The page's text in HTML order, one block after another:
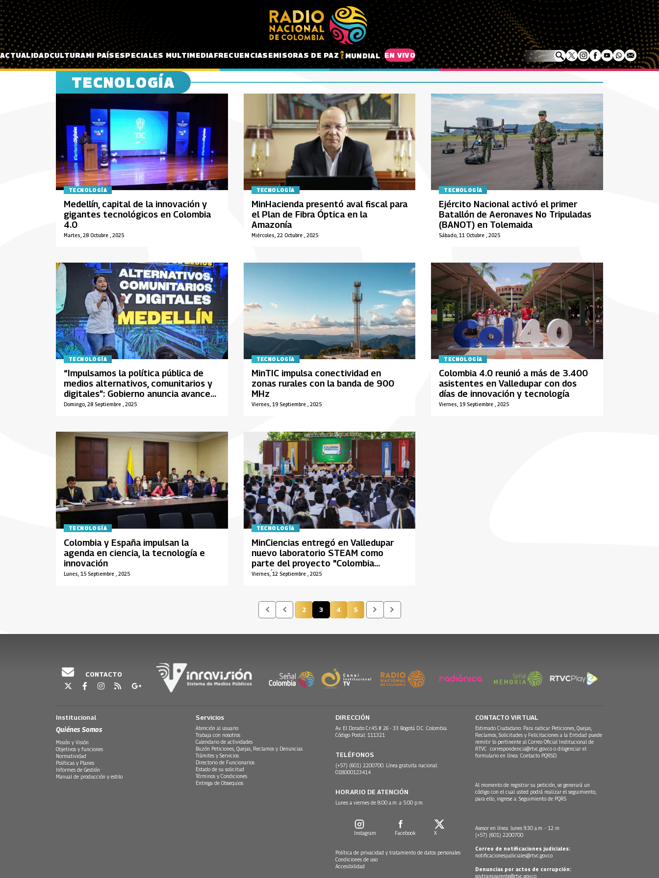
Pasar al contenido principal
ACTUALIDADCULTURAMI PAÍSESPECIALES MULTIMEDIAFRECUENCIASEMISORAS DE PAZ MUNDIAL EN VIVO
TECNOLOGÍA
TECNOLOGÍA
Martes, 28 Octubre , 2025
Medellín, capital de la innovación y
gigantes tecnológicos en Colombia
4.0
TECNOLOGÍA
Miércoles, 22 Octubre , 2025
MinHacienda presentó aval fiscal para
el Plan de Fibra Óptica en la
Amazonía
TECNOLOGÍA
Sábado, 11 Octubre , 2025
Ejército Nacional activó el primer
Batallón de Aeronaves No Tripuladas
(BANOT) en Tolemaida
TECNOLOGÍA
Domingo, 28 Septiembre , 2025
“Impulsamos la política pública de
medios alternativos, comunitarios y
digitales”: Gobierno anuncia avances
para garantizar acceso justo a la
TECNOLOGÍA
Viernes, 19 Septiembre , 2025
MinTIC impulsa conectividad en
zonas rurales con la banda de 900
MHz
TECNOLOGÍA
Viernes, 19 Septiembre , 2025
Colombia 4.0 reunió a más de 3.400
asistentes en Valledupar con dos
días de innovación y tecnología
TECNOLOGÍA
Lunes, 15 Septiembre , 2025
Colombia y España impulsan la
agenda en ciencia, la tecnología e
innovación
TECNOLOGÍA
Viernes, 12 Septiembre , 2025
MinCiencias entregó en Valledupar
nuevo laboratorio STEAM como
parte del proyecto "Colombia
Robótica"
Página
2 Página actual
3 Página
4 Página
5
CONTACTO
Institucional
Quiénes Somos
Misión y Visión
Objetivos y funciones
Normatividad
Políticas y Planes
Informes de Gestión
Manual de producción y estilo
Servicios
Atención al usuario
Trabaja con nosotros
Calendario de actividades
Buzón Peticiones, Quejas, Reclamos y Denuncias
Trámites y Servicios
Directorio de Funcionarios
Estado de su solicitud
Términos y Condiciones
Entrega de Obsequios
DIRECCIÓN
Av. El Dorado Cr.45 # 26 - 33 Bogotá D.C. Colombia.
Código Postal: 111321
TELÉFONOS
(+57) (601) 2200700. Línea gratuita nacional:
018000123414
HORARIO DE ATENCIÓN
Lunes a viernes de 8:00 a.m. a 5:00 p.m.
Instagram Facebook X
Política de privacidad y tratamiento de datos personales
Condiciones de uso
Accesibilidad
CONTACTO VIRTUAL
Estimado Ciudadano: Para radicar Peticiones, Quejas,
Reclamos, Solicitudes y Felicitaciones a la Entidad puede
remitir lo pertinente al Correo Oficial Institucional de
RTVC correspondencia@rtvc.gov.co o diligenciar el
formulario en línea: Contacto PQRSD.
Al momento de registrar su petición, se generará un
código con el cual usted podrá realizar el seguimiento,
para ello, ingrese a: Seguimiento de PQRS
Asesor en línea: lunes 9:30 a.m. - 12 m
(+57) (601) 2200700
Correo de notificaciones judiciales:
notificacionesjudiciales@rtvc.gov.co
Denuncias por actos de corrupción:
soytransparente@rtvc.gov.co